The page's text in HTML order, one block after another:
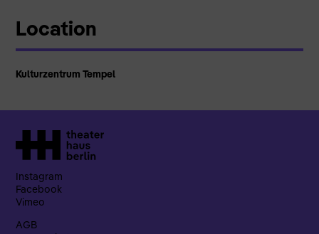
Location
Kulturzentrum Tempel
Instagram
Facebook
Vimeo
AGB